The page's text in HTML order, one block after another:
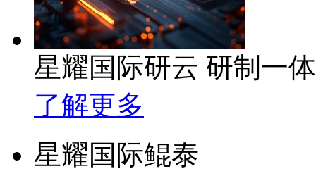
星耀国际研云 研制一
了解更多
星耀国际鲲泰